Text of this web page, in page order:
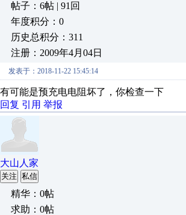
帖子：6帖 | 91回
年度积分：0
历史总积分：311
注册：2009年4月04日
发表于：2018-11-22 15:45:14
有可能是预充电电阻坏了，你检查一下
回复 引用 举报
大山人家
关注 私信
精华：0帖
求助：0帖